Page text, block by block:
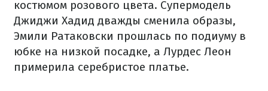
костюмом розового цвета. Супермодель
Джиджи Хадид дважды сменила образы,
Эмили Ратаковски прошлась по подиуму в
юбке на низкой посадке, а Лурдес Леон
примерила серебристое платье.